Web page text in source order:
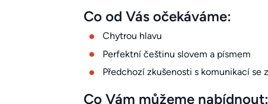
Co od Vás očekáváme:
Chytrou hlavu
Perfektní češtinu slovem a písmem
Předchozí zkušenosti s komunikací se
Co Vám můžeme nabídnout: